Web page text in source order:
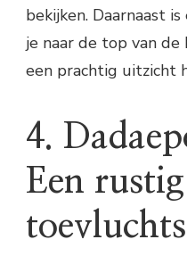
bekijken. Daarnaast
je naar de top van
een prachtig uitzicht
4.
Een rustig